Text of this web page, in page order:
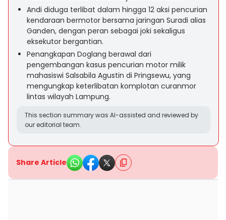
Andi diduga terlibat dalam hingga 12 aksi pencurian
kendaraan bermotor bersama jaringan Suradi alias
Ganden, dengan peran sebagai joki sekaligus
eksekutor bergantian.
Penangkapan Doglang berawal dari
pengembangan kasus pencurian motor milik
mahasiswi Salsabila Agustin di Pringsewu, yang
mengungkap keterlibatan komplotan curanmor
lintas wilayah Lampung.
This section summary was AI-assisted and reviewed by
our editorial team.
Share Article